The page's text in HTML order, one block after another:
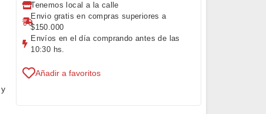
Tenemos local a la calle
Envio gratis en compras superiores a
$150.000
Envíos en el día comprando antes de las
10:30 hs.
Añadir a favoritos